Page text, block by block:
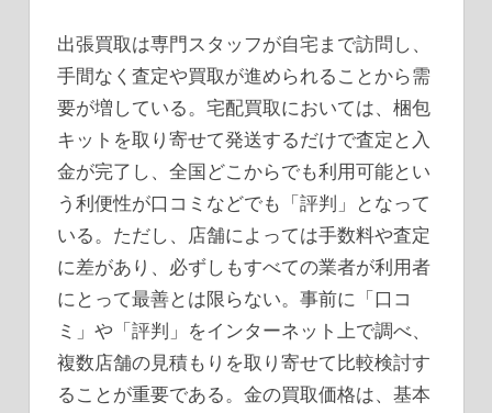
出張買取は専門スタッフが自宅まで訪問し、
手間なく査定や買取が進められることから需
要が増している。宅配買取においては、梱包
キットを取り寄せて発送するだけで査定と入
金が完了し、全国どこからでも利用可能とい
う利便性が口コミなどでも「評判」となって
いる。ただし、店舗によっては手数料や査定
に差があり、必ずしもすべての業者が利用者
にとって最善とは限らない。事前に「口コ
ミ」や「評判」をインターネット上で調べ、
複数店舗の見積もりを取り寄せて比較検討す
ることが重要である。金の買取価格は、基本